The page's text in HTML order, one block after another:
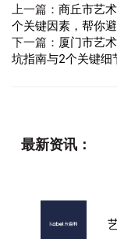
上一篇： 商丘市艺
个关键因素，帮你
下一篇： 厦门市艺
坑指南与2个关键细
最新资讯：